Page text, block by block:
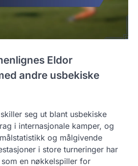
Eldor
andre usbekiske
seg ut blant usbekiske
i internasjonale kamper, og
og målgivende
i store turneringer har
en nøkkelspiller for